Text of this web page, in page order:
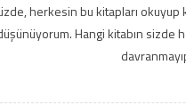
herkesin bu kitapları
Hangi kitabın sizde